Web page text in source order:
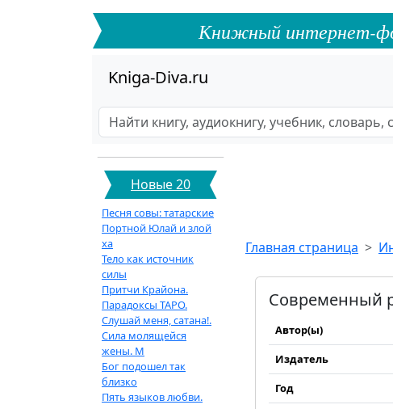
Книжный интернет-
Kniga-Diva.ru
Новые 20
Песня совы: татарские
Портной Юлай и злой
ха
Тело как источник
силы
Притчи Крайона.
Парадоксы ТАРО.
Слушай меня, сатана!.
Сила молящейся
жены. М
Бог подошел так
близко
Пять языков любви.
Главная страница
Современный
Автор(ы)
Издатель
Год